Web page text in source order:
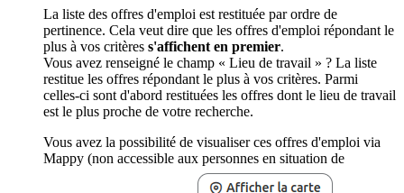
La liste des offres d'emploi est restituée par ordre de
pertinence. Cela veut dire que les offres d'emploi répondant le
plus à vos critères s'affichent en premier.
Vous avez renseigné le champ « Lieu de travail » ? La liste
restitue les offres répondant le plus à vos critères. Parmi
celles-ci sont d'abord restituées les offres dont le lieu de travail
est le plus proche de votre recherche.
Vous avez la possibilité de visualiser ces offres d'emploi via
Mappy (non accessible aux personnes en situation de